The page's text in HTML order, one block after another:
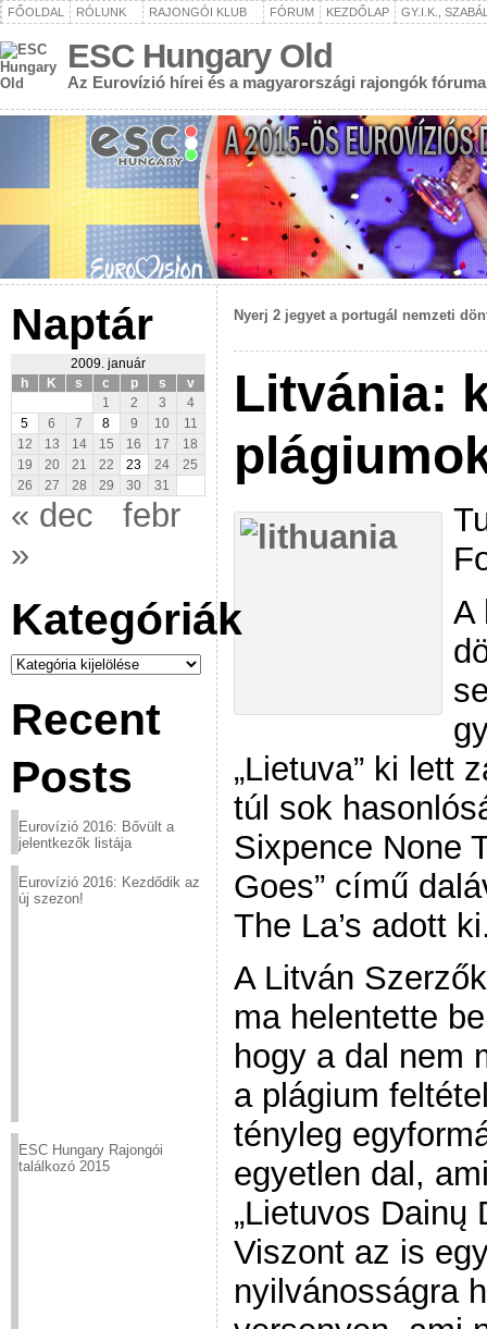
FŐOLDAL RÓLUNK RAJONGÓI KLUB FÓRUM KEZDŐLAP GY.I.K.,
ESC Hungary Old
Az Eurovízió hírei és a magyarországi rajongók fóruma
Naptár
2009. január
h
K s c p s
v
1
2 3
4
5
6 7 8 9 10
11
12
13 14 15 16 17
18
19
20 21 22 23 24
25
26
27 28 29 30 31
« dec
febr
»
Kategóriák
Kategóriák
Recent
Posts
Eurovízió 2016: Bővült a
jelentkezők listája
Eurovízió 2016: Kezdődik az
új szezon!
ESC Hungary Rajongói
találkozó 2015
Nyerj 2 jegyet a portugál nemzeti
Litvánia:
A
„Lietuva” ki lett
túl sok
Sixpence None
Goes” című
The La’s adott
A Litván
ma helentette
hogy a dal nem
a plágium
tényleg
egyetlen dal,
„Lietuvos Dainų
Viszont az is
nyilvánosságra